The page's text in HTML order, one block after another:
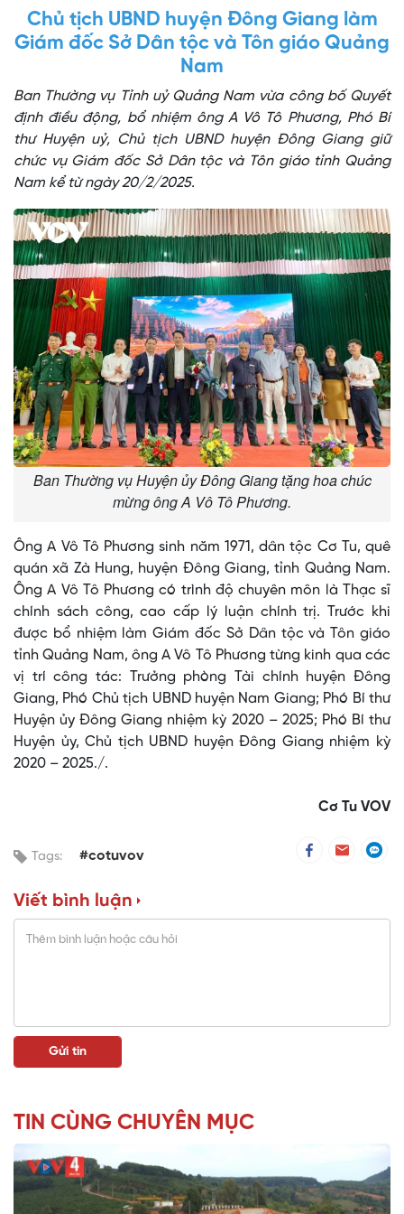
Chủ tịch UBND huyện Đông Giang làm
Giám đốc Sở Dân tộc và Tôn giáo Quảng
Nam
Ban Thường vụ Tỉnh uỷ Quảng Nam vừa công bố Quyết
định điều động, bổ nhiệm ông A Vô Tô Phương, Phó Bí
thư Huyện uỷ, Chủ tịch UBND huyện Đông Giang giữ
chức vụ Giám đốc Sở Dân tộc và Tôn giáo tỉnh Quảng
Nam kể từ ngày 20/2/2025.
Ban Thường vụ Huyện ủy Đông Giang tặng hoa chúc
mừng ông A Vô Tô Phương.
Ông A Vô Tô Phương sinh năm 1971, dân tộc Cơ Tu, quê
quán xã Zà Hung, huyện Đông Giang, tỉnh Quảng Nam.
Ông A Vô Tô Phương có trình độ chuyên môn là Thạc sĩ
chính sách công, cao cấp lý luận chính trị. Trước khi
được bổ nhiệm làm Giám đốc Sở Dân tộc và Tôn giáo
tỉnh Quảng Nam, ông A Vô Tô Phương từng kinh qua các
vị trí công tác: Trưởng phòng Tài chính huyện Đông
Giang, Phó Chủ tịch UBND huyện Nam Giang; Phó Bí thư
Huyện ủy Đông Giang nhiệm kỳ 2020 – 2025; Phó Bí thư
Huyện ủy, Chủ tịch UBND huyện Đông Giang nhiệm kỳ
2020 – 2025./.
Cơ Tu VOV
Tags: #cotuvov
Viết bình luận
TIN CÙNG CHUYÊN MỤC